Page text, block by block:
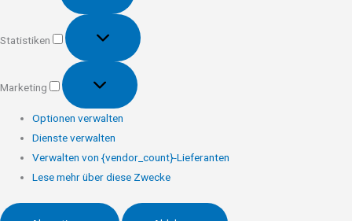
Statistiken
Statistiken
Marketing
Marketing
Optionen verwalten
Dienste verwalten
Verwalten von {vendor_count}-Lieferanten
Lese mehr über diese Zwecke